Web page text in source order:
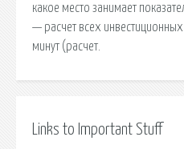
какое место занимает
— расчет всех
минут (расчет.
Links to Important Stuff